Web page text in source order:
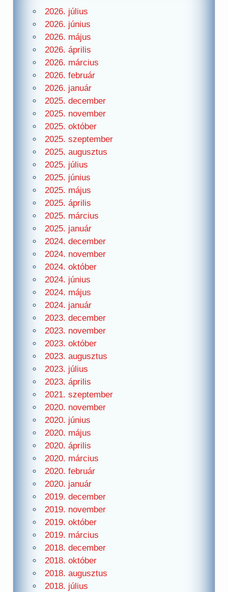
2026. július
2026. június
2026. május
2026. április
2026. március
2026. február
2026. január
2025. december
2025. november
2025. október
2025. szeptember
2025. augusztus
2025. július
2025. június
2025. május
2025. április
2025. március
2025. január
2024. december
2024. november
2024. október
2024. június
2024. május
2024. január
2023. december
2023. november
2023. október
2023. augusztus
2023. július
2023. április
2021. szeptember
2020. november
2020. június
2020. május
2020. április
2020. március
2020. február
2020. január
2019. december
2019. november
2019. október
2019. március
2018. december
2018. október
2018. augusztus
2018. július